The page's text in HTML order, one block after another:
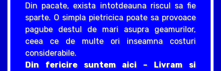
Din pacate, exista intotdeauna riscul sa fie
sparte. O simpla pietricica poate sa provoace
pagube destul de mari asupra geamurilor,
ceea ce de multe ori inseamna costuri
considerabile.
Din fericire suntem aici – Livram si